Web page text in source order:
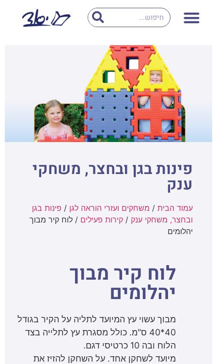
פינות בגן ובחצר, משחקי
ענק
עמוד הבית / משחקים ועזרי הוראה לגן / פינות בגן
ובחצר, משחקי ענק / קירות פעילים / לוח קיר מבוך
יהלומים
לוח קיר מבוך
יהלומים
מבוך עשוי עץ המיועד לתליה על הקיר בגודל
40*40 ס"מ. כולל מסגרת עץ לתלייה בצד
הלוח ובה 10 כרטיסי דגם.
מיועד לשחקן אחד. על השחקן להזיז את